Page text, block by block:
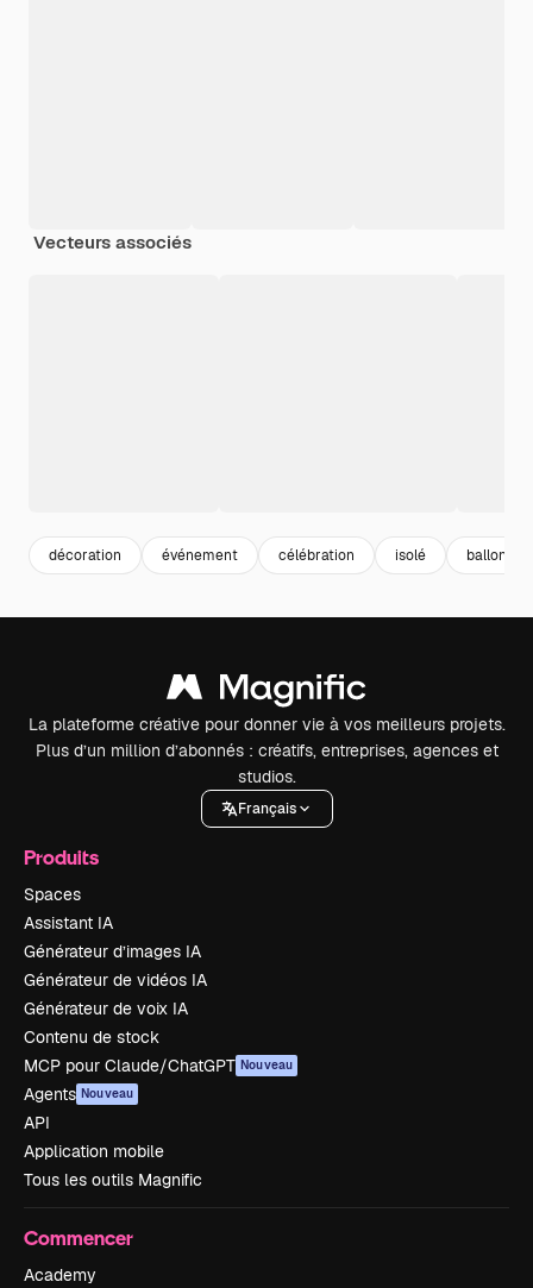
Vecteurs associés
décoration événement célébration isolé ballon
La plateforme créative pour donner vie à vos meilleurs projets.
Plus d’un million d’abonnés : créatifs, entreprises, agences et
studios.
Français
Produits
Spaces
Assistant IA
Générateur d’images IA
Générateur de vidéos IA
Générateur de voix IA
Contenu de stock
MCP pour Claude/ChatGPT Nouveau
Agents Nouveau
API
Application mobile
Tous les outils Magnific
Commencer
Academy